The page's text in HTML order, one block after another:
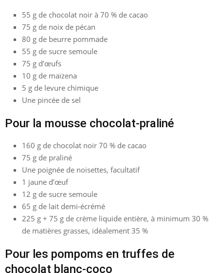
55 g de chocolat noir à 70 % de cacao
75 g de noix de pécan
80 g de beurre pommade
55 g de sucre semoule
75 g d’œufs
10 g de maïzena
5 g de levure chimique
Une pincée de sel
Pour la mousse chocolat-praliné
160 g de chocolat noir 70 % de cacao
75 g de praliné
Une poignée de noisettes, facultatif
1 jaune d’œuf
12 g de sucre semoule
65 g de lait demi-écrémé
225 g + 75 g de crème liquide entière, à minimum 30 %
de matières grasses, idéalement 35 %
Pour les pompoms en truffes de
chocolat blanc-coco